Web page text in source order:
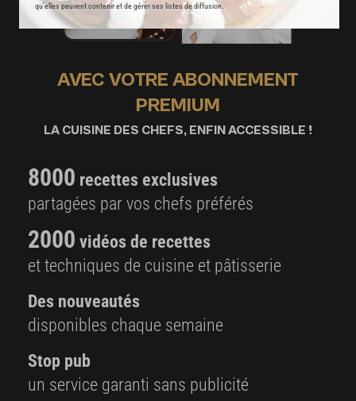
qu’elles peuvent contenir et de gérer ses listes de diffusion.
AVEC VOTRE ABONNEMENT
PREMIUM
LA CUISINE DES CHEFS, ENFIN ACCESSIBLE !
8000 recettes exclusives
partagées par vos chefs préférés
2000 vidéos de recettes
et techniques de cuisine et pâtisserie
Des nouveautés
disponibles chaque semaine
Stop pub
un service garanti sans publicité